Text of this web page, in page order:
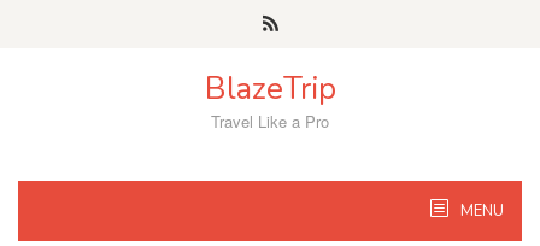
BlazeTrip
Travel Like a Pro
MENU